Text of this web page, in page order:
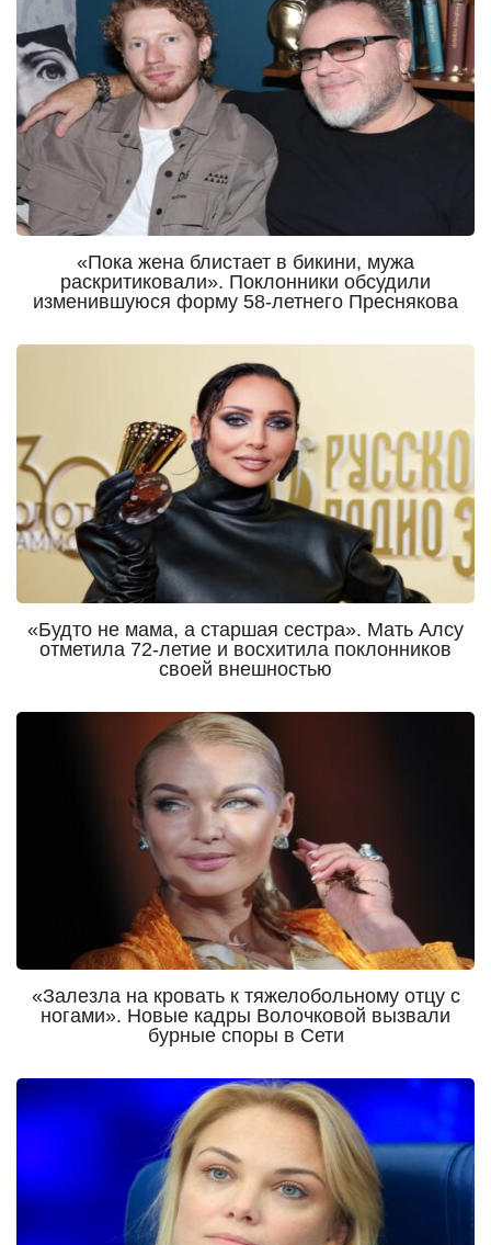
«Пока жена блистает в бикини, мужа
раскритиковали». Поклонники обсудили
изменившуюся форму 58-летнего Преснякова
«Будто не мама, а старшая сестра». Мать Алсу
отметила 72-летие и восхитила поклонников
своей внешностью
«Залезла на кровать к тяжелобольному отцу с
ногами». Новые кадры Волочковой вызвали
бурные споры в Сети